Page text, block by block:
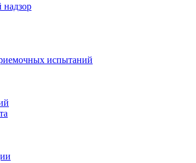
надзор
испытаний